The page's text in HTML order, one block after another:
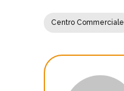
Centro Commerciale